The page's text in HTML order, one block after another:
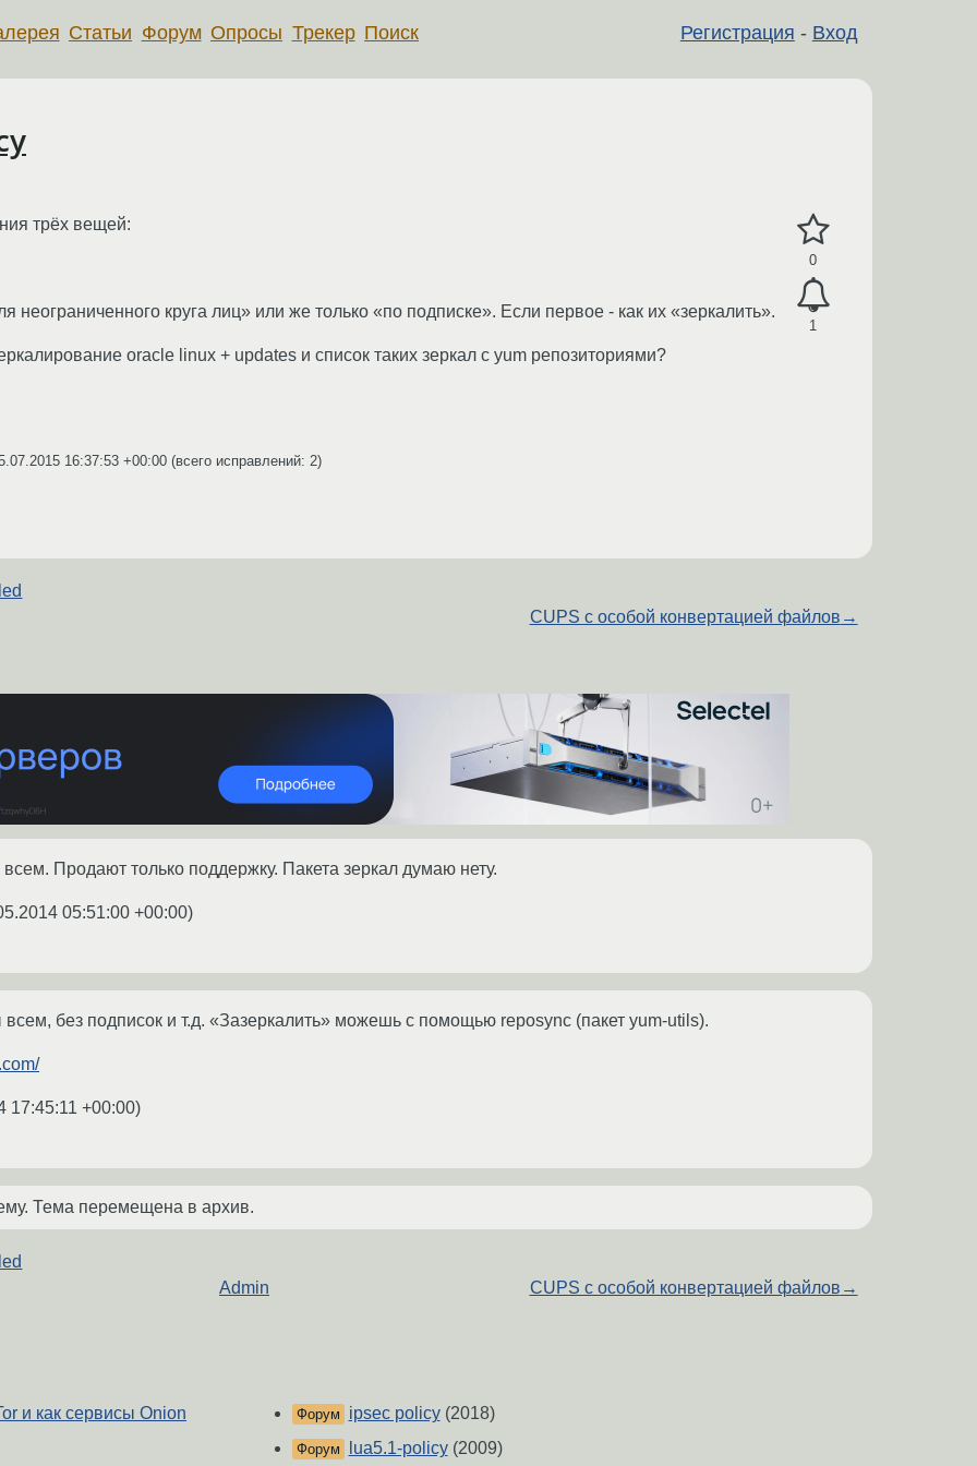
Регистрация - Вход
Статьи Форум Опросы Трекер Поиск
0
1
трёх вещей:
неограниченного круга лиц» или же только «по подписке». Если первое - как их «зеркалить».
oracle linux + updates и список таких зеркал с yum репозиториями?
16:37:53 +00:00 (всего исправлений: 2)
CUPS с особой конвертацией файлов →
Продают только поддержку. Пакета зеркал думаю нету.
05:51:00 +00:00)
без подписок и т.д. «Зазеркалить» можешь с помощью reposync (пакет yum-utils).
17:45:11 +00:00)
Тема перемещена в архив.
Admin CUPS с особой конвертацией файлов →
и как сервисы Onion Форум ipsec policy(2018)
Форум lua5.1-policy(2009)